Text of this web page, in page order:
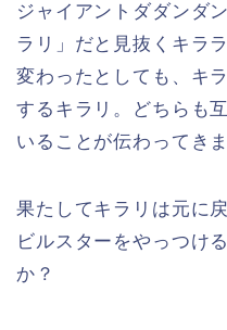
ジャイアントダダンダ
ラリ」だと見抜くキラ
変わったとしても、キ
するキラリ。どちらも
いることが伝わってきま
果たしてキラリは元に
ビルスターをやっつけ
か？